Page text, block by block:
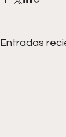
Entradas